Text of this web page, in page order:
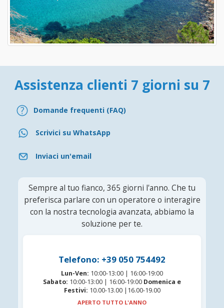
Assistenza clienti 7 giorni su 7
Domande frequenti (FAQ)
Scrivici su WhatsApp
Inviaci un'email
Sempre al tuo fianco, 365 giorni l'anno. Che tu
preferisca parlare con un operatore o interagire
con la nostra tecnologia avanzata, abbiamo la
soluzione per te.
Telefono: +39 050 754492
Lun-Ven: 10:00-13:00 | 16:00-19:00
Sabato: 10:00-13:00 | 16:00-19:00 Domenica e
Festivi: 10.00-13.00 |16.00-19.00
APERTO TUTTO L'ANNO